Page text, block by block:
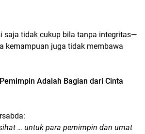
saja tidak cukup bila tanpa integritas—
kemampuan juga tidak membawa
Adalah Bagian dari Cinta
… untuk para pemimpin dan umat